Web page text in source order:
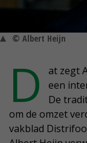
© Albert Heijn
D
at zegt
een
De
om de omzet
vakblad